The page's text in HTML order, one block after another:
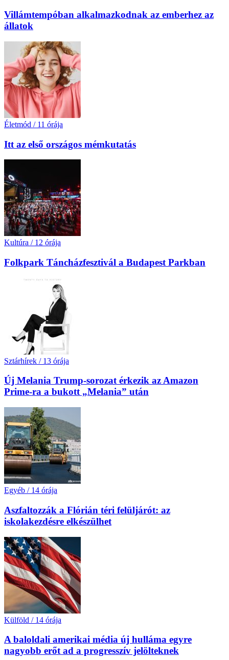
Villámtempóban alkalmazkodnak az emberhez az
állatok
Életmód / 11 órája
Itt az első országos mémkutatás
Kultúra / 12 órája
Folkpark Táncházfesztivál a Budapest Parkban
Sztárhírek / 13 órája
Új Melania Trump-sorozat érkezik az Amazon
Prime-ra a bukott „Melania” után
Egyéb / 14 órája
Aszfaltozzák a Flórián téri felüljárót: az
iskolakezdésre elkészülhet
Külföld / 14 órája
A baloldali amerikai média új hulláma egyre
nagyobb erőt ad a progresszív jelölteknek